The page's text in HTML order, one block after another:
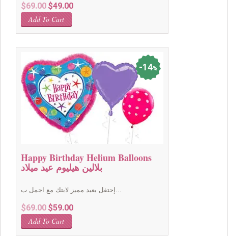
$69.00 Original
price
was:
$49.00Current
Add To Cart
14%
Happy Birthday Helium Balloons
بلالين هيليوم عيد ميلاد
$69.00 Original
price
was:
$59.00Current
Add To Cart